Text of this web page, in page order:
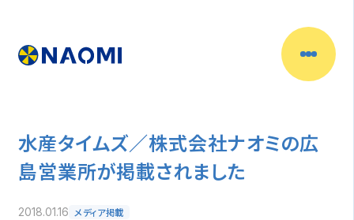
水産タイムズ／株式会社ナオミの広
島営業所が掲載されました
2018.01.16 メディア掲載